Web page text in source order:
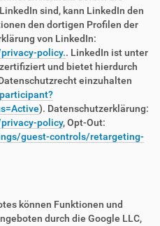
sind, kann LinkedIn den
den dortigen Profilen der
von LinkedIn:
policy.. LinkedIn ist unter
und bietet hierdurch
einzuhalten
). Datenschutzerklärung:
policy, Opt-Out:
guest-controls/retargeting-
können Funktionen und
durch die Google LLC,